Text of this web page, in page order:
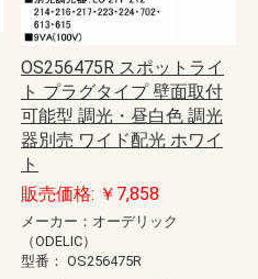
OS256475R スポットライ
ト プラグタイプ 壁面取付
可能型 調光・昼白色 調光
器別売 ワイド配光 ホワイ
ト
販売価格: ￥7,858
メーカー：オーデリック
（ODELIC）
型番： OS256475R